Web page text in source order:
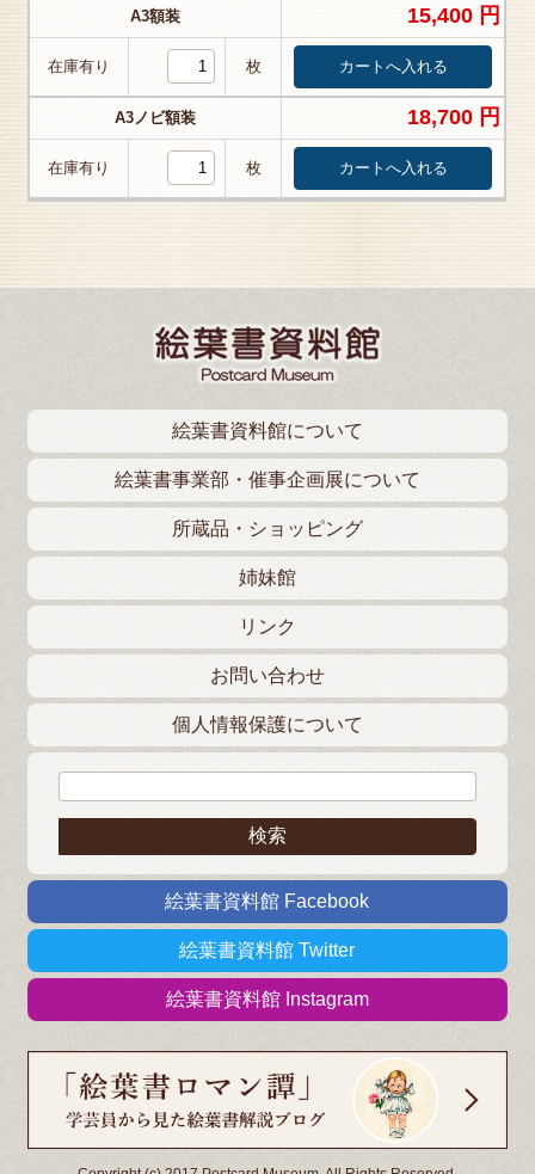
A3額装 15,400 円
在庫有り 枚
A3ノビ額装 18,700 円
在庫有り 枚
絵葉書資料館について
絵葉書事業部・催事企画展について
所蔵品・ショッピング
姉妹館
リンク
お問い合わせ
個人情報保護について
絵葉書資料館 Facebook
絵葉書資料館 Twitter
絵葉書資料館 Instagram